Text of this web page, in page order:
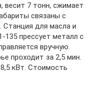
весит 7 тонн, сжимает
связаны с
Станция для масла и
135 прессует металл с
вручную.
проходит за 2,5 мин.
кВт. Стоимость